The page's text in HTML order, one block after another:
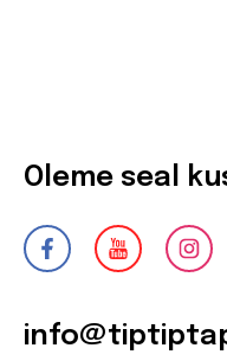
Oleme seal